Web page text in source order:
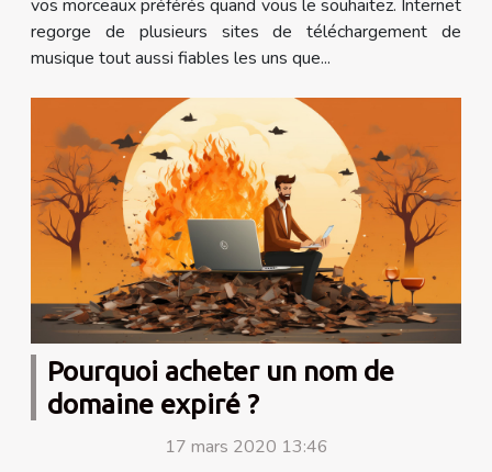
vos morceaux préférés quand vous le souhaitez. Internet
regorge de plusieurs sites de téléchargement de
musique tout aussi fiables les uns que...
Pourquoi acheter un nom de
domaine expiré ?
17 mars 2020 13:46